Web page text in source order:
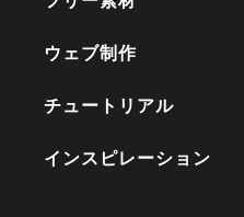
ウェブ制作
チュートリアル
インスピレーション